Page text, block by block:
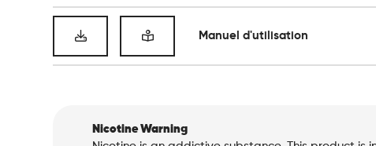
Manuel d'utilisation
Nicotine Warning